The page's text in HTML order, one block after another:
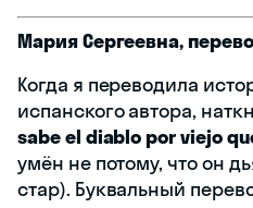
Мария Сергеевна,
Когда я переводила
испанского автора,
sabe el diablo por viejo
умён не потому, что он
стар). Буквальный